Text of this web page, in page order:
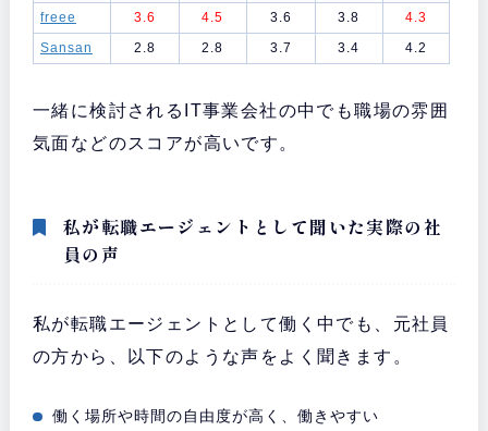
freee 3.6 4.5 3.6 3.8
4.3
Sansan
2.8 2.8 3.7 3.4 4.2
一緒に検討されるIT事業会社の中でも職場の雰囲
気面などのスコアが高いです。
私が転職エージェントとして聞いた実際の社
員の声
私が転職エージェントとして働く中でも、元社員
の方から、以下のような声をよく聞きます。
働く場所や時間の自由度が高く、働きやすい